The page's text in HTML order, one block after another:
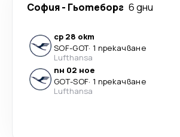
София- Гьотеборг 6 дни
ср 28 окт
SOF-GOT· 1 прекачване
Lufthansa
пн 02 ное
GOT-SOF· 1 прекачване
Lufthansa